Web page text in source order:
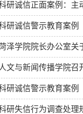
研诚信正面案例：主
研诚信警示教育案例
泽学院院长办公室关
人文与新闻传播学院
研诚信警示教育案例
研失信行为调查处理